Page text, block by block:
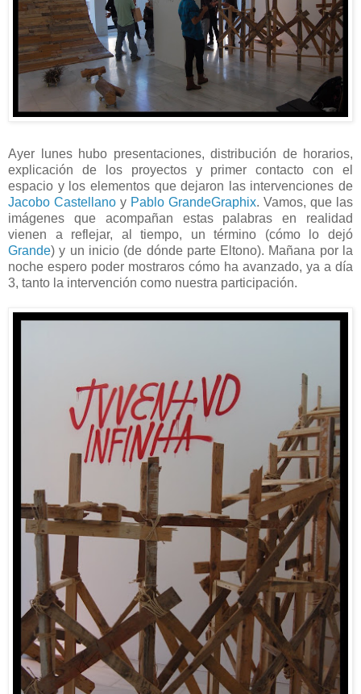
Ayer lunes hubo presentaciones, distribución de horarios,
explicación de los proyectos y primer contacto con el
espacio y los elementos que dejaron las intervenciones de
Jacobo Castellano y Pablo GrandeGraphix. Vamos, que las
imágenes que acompañan estas palabras en realidad
vienen a reflejar, al tiempo, un término (cómo lo dejó
Grande) y un inicio (de dónde parte Eltono). Mañana por la
noche espero poder mostraros cómo ha avanzado, ya a día
3, tanto la intervención como nuestra participación.